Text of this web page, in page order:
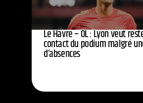
Le Havre – OL : Lyon veut
contact du podium malgré
d’absences